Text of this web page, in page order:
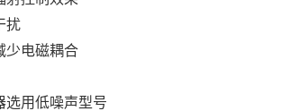
扰
少电磁耦合
选用低噪声型号